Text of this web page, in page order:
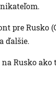
pre Rusko
ďalšie.
Rusko